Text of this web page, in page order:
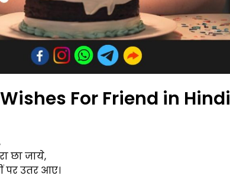
For Friend in Hindi
छा जाये,
पर उतर आए।